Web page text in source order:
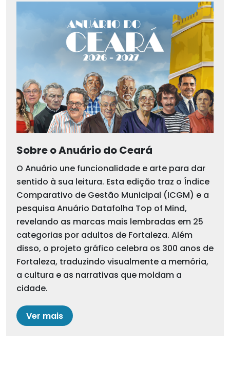
Sobre o Anuário do Ceará
O Anuário une funcionalidade e arte para dar
sentido à sua leitura. Esta edição traz o Índice
Comparativo de Gestão Municipal (ICGM) e a
pesquisa Anuário Datafolha Top of Mind,
revelando as marcas mais lembradas em 25
categorias por adultos de Fortaleza. Além
disso, o projeto gráfico celebra os 300 anos de
Fortaleza, traduzindo visualmente a memória,
a cultura e as narrativas que moldam a
cidade.
Ver mais